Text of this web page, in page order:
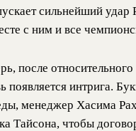
сильнейший удар
с ним и все
после
появляется интрига.
менеджер Хасима
Тайсона, чтобы